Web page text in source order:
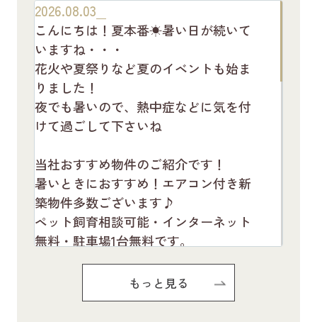
2026.08.03
こんにちは！夏本番☀暑い日が続いて
いますね・・・
花火や夏祭りなど夏のイベントも始ま
りました！
夜でも暑いので、熱中症などに気を付
けて過ごして下さいね
当社おすすめ物件のご紹介です！
暑いときにおすすめ！エアコン付き新
築物件多数ございます♪
ペット飼育相談可能・インターネット
無料・駐車場1台無料です。
お気軽にお問い合わせください(^^♪
Pure Ryuju Ⅱ101
もっと見る